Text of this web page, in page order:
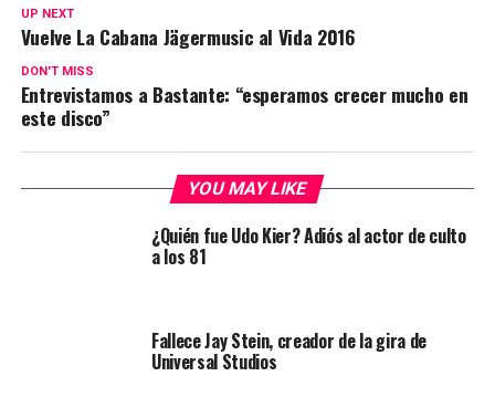
UP NEXT
Vuelve La Cabana Jägermusic al Vida 2016
DON'T MISS
Entrevistamos a Bastante: “esperamos crecer mucho en
este disco”
YOU MAY LIKE
¿Quién fue Udo Kier? Adiós al actor de culto
a los 81
Fallece Jay Stein, creador de la gira de
Universal Studios